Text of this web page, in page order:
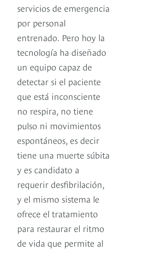
servicios de emergencia
por personal
entrenado. Pero hoy la
tecnología ha diseñado
un equipo capaz de
detectar si el paciente
que está inconsciente
no respira, no tiene
pulso ni movimientos
espontáneos, es decir
tiene una muerte súbita
y es candidato a
requerir desfibrilación,
y el mismo sistema le
ofrece el tratamiento
para restaurar el ritmo
de vida que permite al